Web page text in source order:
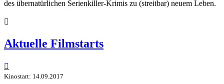
des übernatürlichen Serienkiller-Krimis zu (streitbar) neuem Leben.

Aktuelle Filmstarts

Kinostart: 14.09.2017